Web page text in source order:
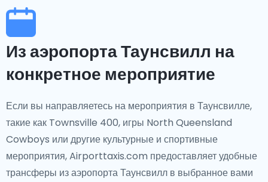
Из аэропорта Таунсвилл на
конкретное мероприятие
Если вы направляетесь на мероприятия в Таунсвилле,
такие как Townsville 400, игры North Queensland
Cowboys или другие культурные и спортивные
мероприятия, Airporttaxis.com предоставляет удобные
трансферы из аэропорта Таунсвилл в выбранное вами